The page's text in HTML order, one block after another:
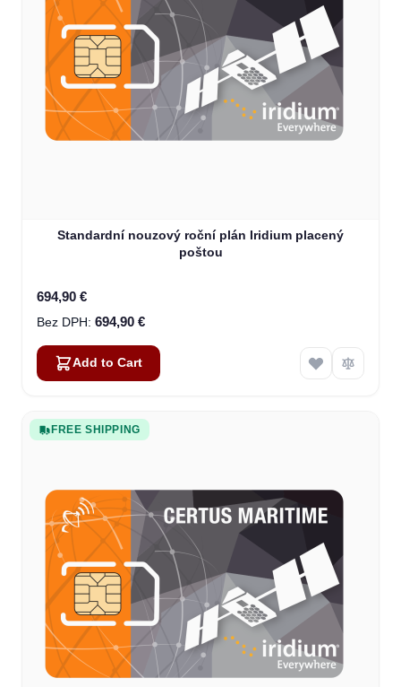
Standardní nouzový roční plán Iridium placený
poštou
694,90 €
694,90 €
Add to Cart
FREE SHIPPING